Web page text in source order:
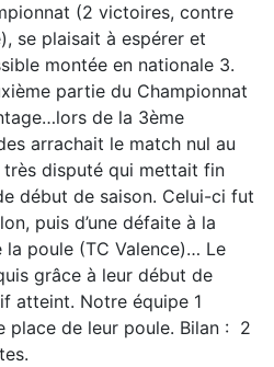
(2 victoires, contre
se plaisait à espérer et
montée en nationale 3.
partie du Championnat
de la 3ème
arrachait le match nul au
très disputé qui mettait fin
début de saison. Celui-ci fut
puis d’une défaite à la
la poule (TC Valence)… Le
grâce à leur début de
atteint. Notre équipe 1
place de leur poule. Bilan : 2